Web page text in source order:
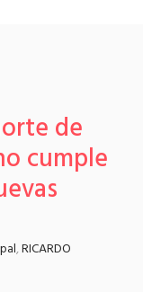
de
cumple
,RICARDO